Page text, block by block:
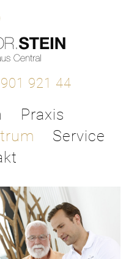
921 44
Praxis
Service